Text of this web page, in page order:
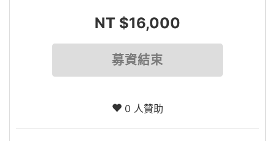
NT $16,000
募資結束
0 人贊助